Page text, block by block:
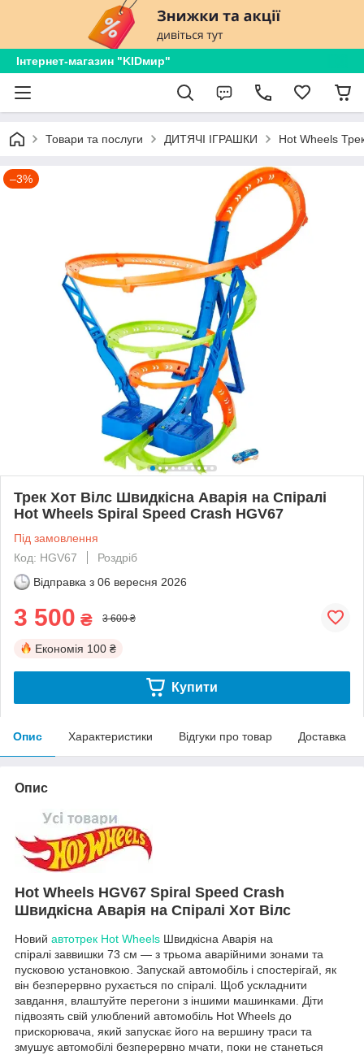
Інтернет-магазин "KIDмир"
Товари та послуги ДИТЯЧІ ІГРАШКИ Hot Wheels
–3%
Трек Хот Вілс Швидкісна Аварія на Спіралі
Hot Wheels Spiral Speed Crash HGV67
Під замовлення
Код: HGV67
Роздріб
Відправка з 06 вересня 2026
3 500 ₴ 3 600 ₴
Економія 100 ₴
Купити
Опис Характеристики Відгуки про товар Доставка
Опис
Hot Wheels HGV67 Spiral Speed ​​Crash
Швидкісна Аварія на Спіралі Хот Вілс
Новий автотрек Hot Wheels Швидкісна Аварія на
спіралі заввишки 73 см — з трьома аварійними зонами та
пусковою установкою. Запускай автомобіль і спостерігай, як
він безперервно рухається по спіралі. Щоб ускладнити
завдання, влаштуйте перегони з іншими машинками. Діти
підвозять свій улюблений автомобіль Hot Wheels до
прискорювача, який запускає його на вершину траси та
змушує автомобілі безперервно мчати, поки не станеться